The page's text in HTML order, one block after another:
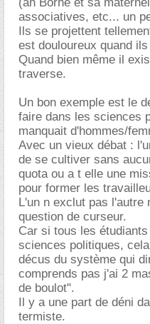
associatives, etc... un
Ils se projettent
est douloureux quand
Quand bien même il
traverse.
Un bon exemple est le
faire dans les sciences
manquait d'hommes/
Avec un vieux débat :
de se cultiver sans
quota ou a t elle une
pour former les
L'un n exclut pas l'autre
question de curseur.
Car si tous les
sciences politiques,
décus du système qui
comprends pas j'ai 2
de boulot".
Il y a une part de déni
termiste.